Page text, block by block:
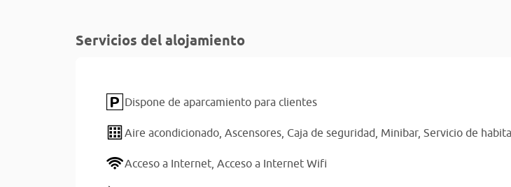
Servicios del alojamiento
Dispone de aparcamiento para clientes
Aire acondicionado, Ascensores, Caja de seguridad, Minibar, Servicio de
Acceso a Internet, Acceso a Internet Wifi